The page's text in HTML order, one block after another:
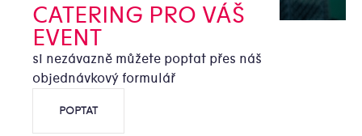
CATERING PRO VÁŠ
EVENT
si nezávazně můžete poptat přes náš
objednávkový formulář
POPTAT